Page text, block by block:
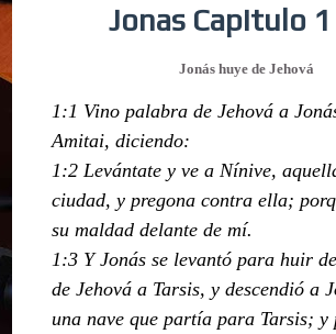
Jonas Capitulo 1
Jonás huye de Jehová
1:1 Vino palabra de Jehová a
Amitai, diciendo:
1:2 Levántate y ve a Nínive,
ciudad, y pregona contra ella;
su maldad delante de mí.
1:3 Y Jonás se levantó para huir
de Jehová a Tarsis, y descendió a
una nave que partía para Tarsis; y